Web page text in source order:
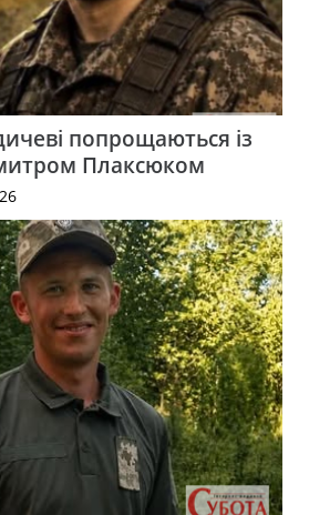
попрощаються із
Плаксюком